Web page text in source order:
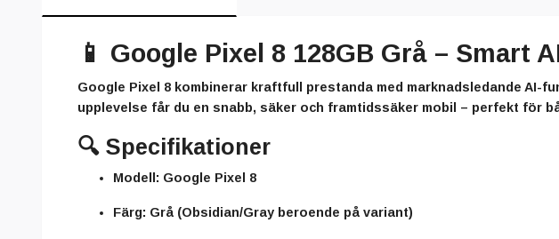
📱 Google Pixel 8 128GB Grå – Smart
Google Pixel 8 kombinerar kraftfull prestanda med marknadsledande AI-
upplevelse får du en snabb, säker och framtidssäker mobil – perfekt för
🔍 Specifikationer
Modell: Google Pixel 8
Färg: Grå (Obsidian/Gray beroende på variant)